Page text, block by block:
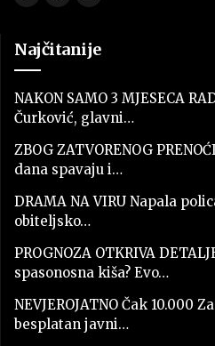
Najčitanije
NAKON SAMO 3 MJESECA
Čurković, glavni…
ZBOG ZATVORENOG
dana spavaju i…
DRAMA NA VIRU Napala
obiteljsko…
PROGNOZA OTKRIVA
spasonosna kiša? Evo…
NEVJEROJATNO Čak 10.000
besplatan javni…